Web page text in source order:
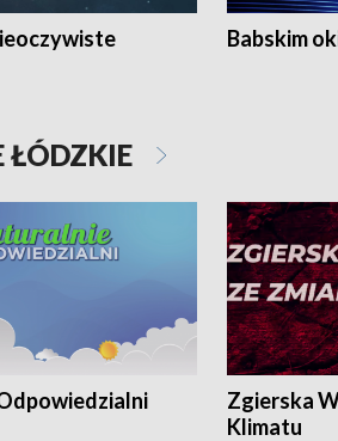
Babskim
ŁÓDZKIE
Zgierska
Klimatu